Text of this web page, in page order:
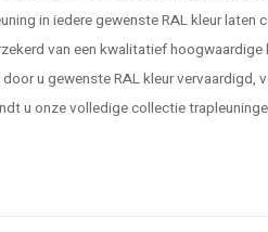
in iedere gewenste RAL kleur
van een kwalitatief
u gewenste RAL kleur
u onze volledige collectie